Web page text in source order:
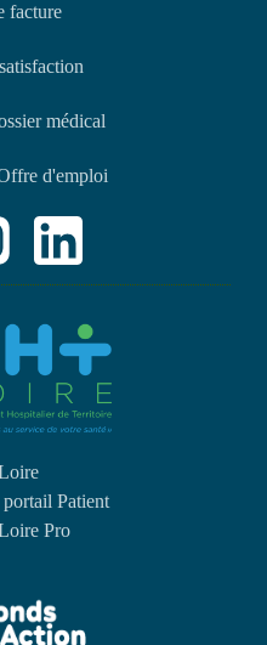
facture
médical
d'emploi
Patient
Pro